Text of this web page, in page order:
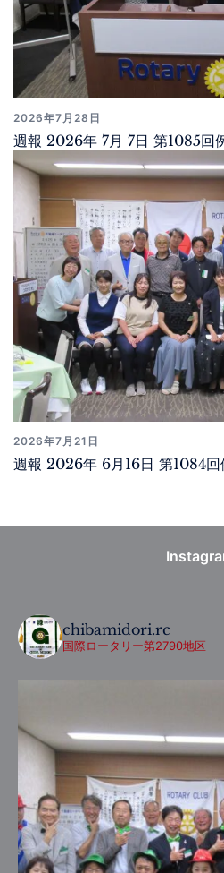
2026年7月28日
週報 2026年 7月 7日 第1085回
2026年7月21日
週報 2026年 6月16日 第1084回
chibamidori.rc
国際ロータリー第2790地区